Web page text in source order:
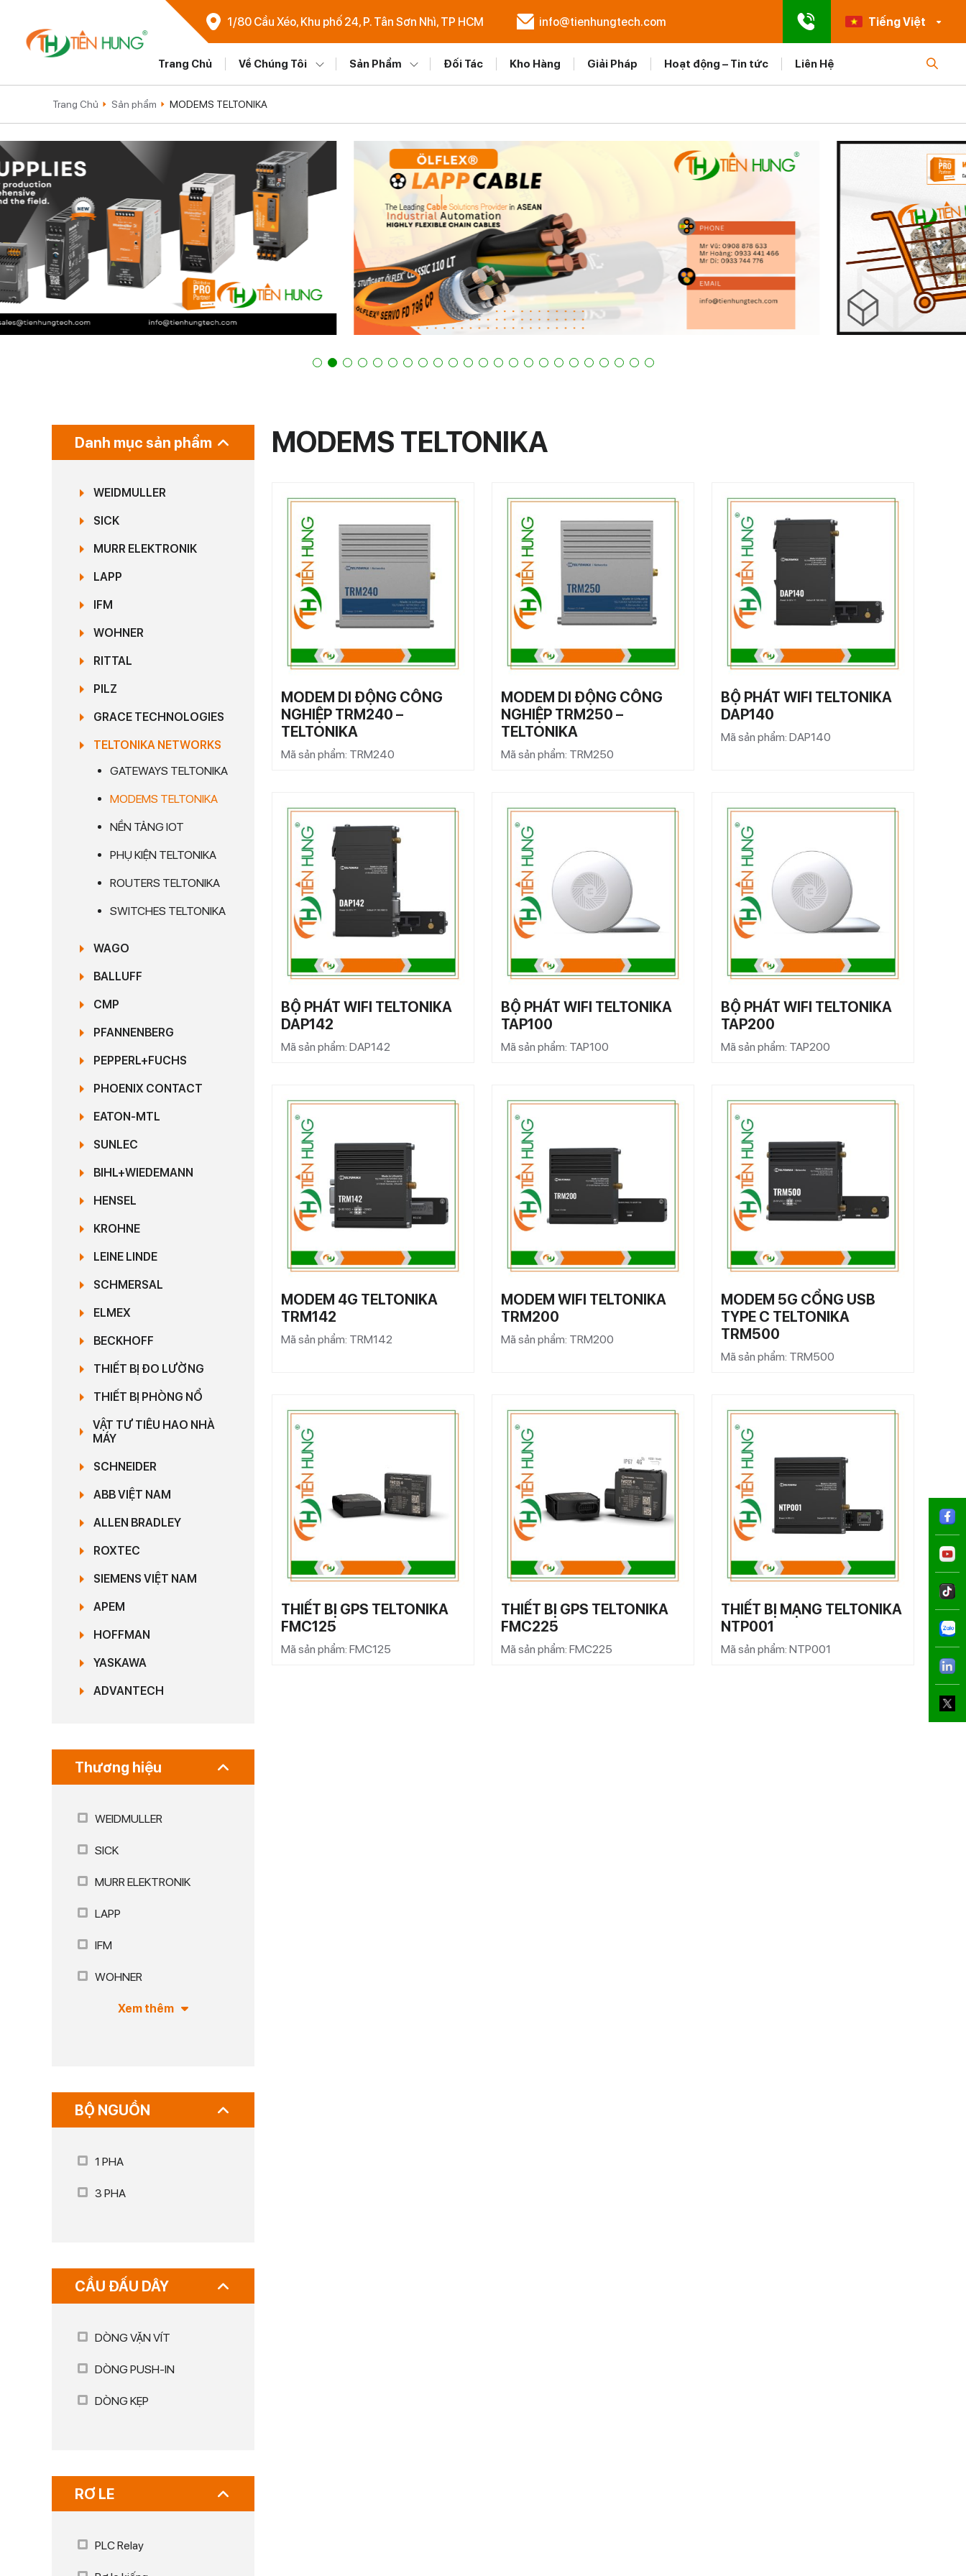
1/80 Cầu Xéo, Khu phố 24, P. Tân Sơn Nhì, TP HCM info@tienhungtech.com Tiếng Việt
Trang Chủ Về Chúng Tôi Sản Phẩm Đối Tác Kho Hàng Giải Pháp Hoạt động – Tin tức Liên Hệ
Trang Chủ Sản phẩm MODEMS TELTONIKA
Danh mục sản phẩm
WEIDMULLER
SICK
MURR ELEKTRONIK
LAPP
IFM
WOHNER
RITTAL
PILZ
GRACE TECHNOLOGIES
TELTONIKA NETWORKS
GATEWAYS TELTONIKA
MODEMS TELTONIKA
NỀN TẢNG IOT
PHỤ KIỆN TELTONIKA
ROUTERS TELTONIKA
SWITCHES TELTONIKA
WAGO
BALLUFF
CMP
PFANNENBERG
PEPPERL+FUCHS
PHOENIX CONTACT
EATON-MTL
SUNLEC
BIHL+WIEDEMANN
HENSEL
KROHNE
LEINE LINDE
SCHMERSAL
ELMEX
BECKHOFF
THIẾT BỊ ĐO LƯỜNG
THIẾT BỊ PHÒNG NỔ
VẬT TƯ TIÊU HAO NHÀ
MÁY
SCHNEIDER
ABB VIỆT NAM
ALLEN BRADLEY
ROXTEC
SIEMENS VIỆT NAM
APEM
HOFFMAN
YASKAWA
ADVANTECH
Thương hiệu
WEIDMULLER
SICK
MURR ELEKTRONIK
LAPP
IFM
WOHNER
Xem thêm
BỘ NGUỒN
1 PHA
3 PHA
CẦU ĐẤU DÂY
DÒNG VẶN VÍT
DÒNG PUSH-IN
DÒNG KẸP
RƠ LE
PLC Relay
MODEMS TELTONIKA
MODEM DI ĐỘNG CÔNG
NGHIỆP TRM240 –
TELTONIKA
Mã sản phẩm: TRM240
MODEM DI ĐỘNG CÔNG
NGHIỆP TRM250 –
TELTONIKA
Mã sản phẩm: TRM250
BỘ PHÁT WIFI TELTONIKA
DAP140
Mã sản phẩm: DAP140
BỘ PHÁT WIFI TELTONIKA
DAP142
Mã sản phẩm: DAP142
BỘ PHÁT WIFI TELTONIKA
TAP100
Mã sản phẩm: TAP100
BỘ PHÁT WIFI TELTONIKA
TAP200
Mã sản phẩm: TAP200
MODEM 4G TELTONIKA
TRM142
Mã sản phẩm: TRM142
MODEM WIFI TELTONIKA
TRM200
Mã sản phẩm: TRM200
MODEM 5G CỔNG USB
TYPE C TELTONIKA
TRM500
Mã sản phẩm: TRM500
THIẾT BỊ GPS TELTONIKA
FMC125
Mã sản phẩm: FMC125
THIẾT BỊ GPS TELTONIKA
FMC225
Mã sản phẩm: FMC225
THIẾT BỊ MẠNG TELTONIKA
NTP001
Mã sản phẩm: NTP001